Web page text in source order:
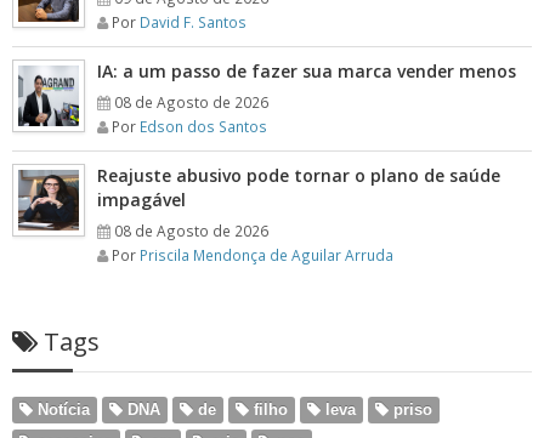
Por David F. Santos
IA: a um passo de fazer sua marca vender menos
08 de Agosto de 2026
Por Edson dos Santos
Reajuste abusivo pode tornar o plano de saúde
impagável
08 de Agosto de 2026
Por Priscila Mendonça de Aguilar Arruda
Tags
Notícia DNA de filho leva
priso